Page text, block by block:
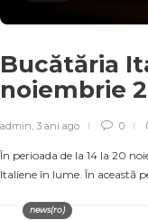
Bucătăria
noiembrie
admin, 3 ani ago 0
În perioada de la 14 la 20
Italiene în lume. În această
news(ro)